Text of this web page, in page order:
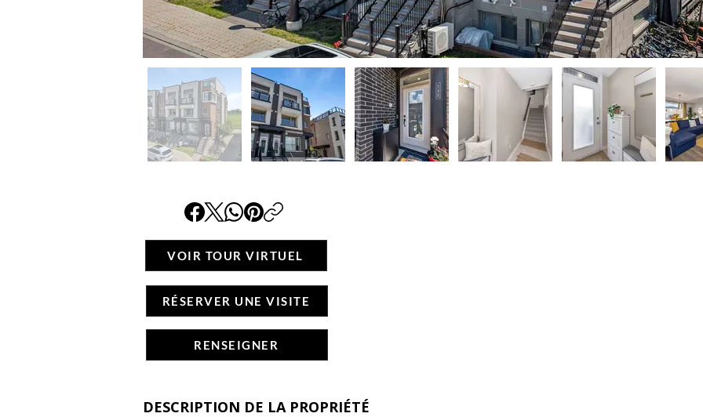
VOIR TOUR VIRTUEL
RÉSERVER UNE VISITE
RENSEIGNER
DESCRIPTION DE LA PROPRIÉTÉ